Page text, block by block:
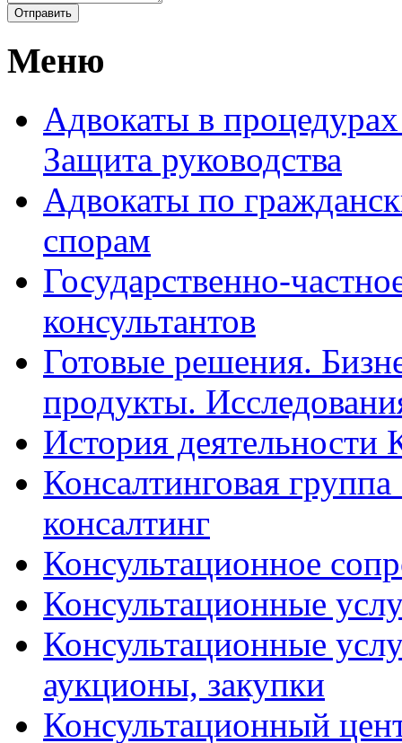
Меню
Адвокаты в
Защита руководства
Адвокаты по
спорам
Государственно-
консультантов
Готовые решения.
продукты.
История деятельности
Консалтинговая
консалтинг
Консультационное
Консультационные
Консультационные
аукционы, закупки
Консультационный